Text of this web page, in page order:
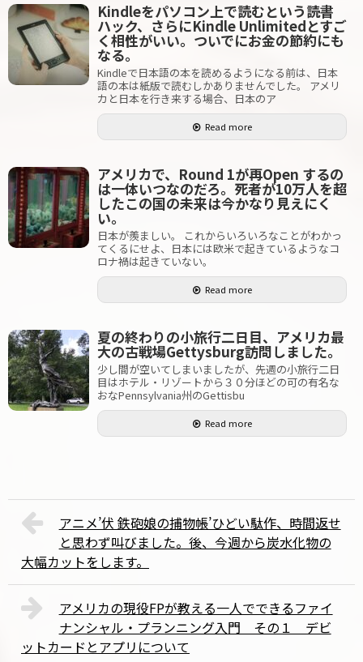
Kindleをパソコン上で読むという読書
ハック、さらにKindle Unlimitedとすご
く相性がいい。ついでにお金の節約にも
なる。
Kindleで日本語の本を読めるようになる前は、日本
語の本は紙版で読むしかありませんでした。 アメリ
カと日本を行き来する場合、日本のア
Read more
アメリカで、Round 1が再Open するの
は一体いつなのだろ。死者が10万人を超
したこの国の未来は今かなり見えにく
い。
日本が羨ましい。 これからいろいろなことがわかっ
てくるにせよ、日本には欧米で起きているようなコ
ロナ禍は起きていない。
Read more
夏の終わりの小旅行二日目、アメリカ最
大の古戦場Gettysburg訪問しました。
少し間が空いてしまいましたが、先週の小旅行二日
目はホテル・リゾートから３０分ほどの可の有名な
おなPennsylvania州のGettisbu
Read more
アニメ’伏 鉄砲娘の捕物帳’ひどい駄作、時間返せ
と思わず叫びました。後、今週から炭水化物の
大幅カットをします。
アメリカの現役FPが教える一人でできるファイ
ナンシャル・プランニング入門 その１ デビ
ットカードとアプリについて